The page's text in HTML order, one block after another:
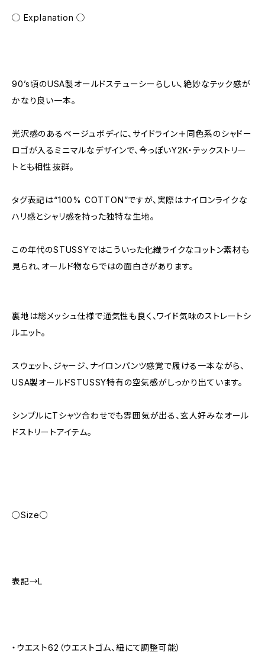
◯ Explanation ◯
90’s頃のUSA製オールドステューシーらしい、絶妙なテック感が
かなり良い一本。
光沢感のあるベージュボディに、サイドライン＋同色系のシャドー
ロゴが入るミニマルなデザインで、今っぽいY2K・テックストリー
トとも相性抜群。
タグ表記は“100% COTTON”ですが、実際はナイロンライクな
ハリ感とシャリ感を持った独特な生地。
この年代のSTUSSYではこういった化繊ライクなコットン素材も
見られ、オールド物ならではの面白さがあります。
裏地は総メッシュ仕様で通気性も良く、ワイド気味のストレートシ
ルエット。
スウェット、ジャージ、ナイロンパンツ感覚で履ける一本ながら、
USA製オールドSTUSSY特有の空気感がしっかり出ています。
シンプルにTシャツ合わせでも雰囲気が出る、玄人好みなオール
ドストリートアイテム。
○Size○
表記→L
・ウエスト62（ウエストゴム、紐にて調整可能）